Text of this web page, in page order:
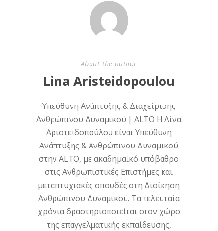
About the author
Lina Aristeidopoulou
Υπεύθυνη Ανάπτυξης & Διαχείρισης
Ανθρώπινου Δυναμικού | ALTO Η Λίνα
Αριστειδοπούλου είναι Υπεύθυνη
Ανάπτυξης & Ανθρώπινου Δυναμικού
στην ALTO, με ακαδημαϊκό υπόβαθρο
στις Ανθρωπιστικές Επιστήμες και
μεταπτυχιακές σπουδές στη Διοίκηση
Ανθρώπινου Δυναμικού. Τα τελευταία
χρόνια δραστηριοποιείται στον χώρο
της επαγγελματικής εκπαίδευσης,